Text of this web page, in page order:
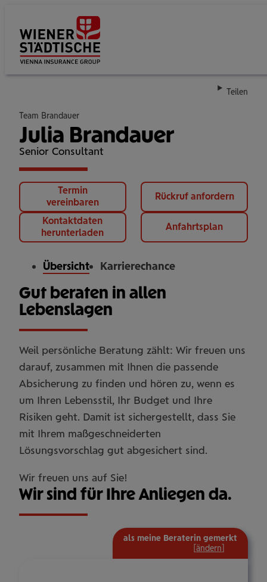
Teilen
Team Brandauer
Julia Brandauer
Senior Consultant
Termin
vereinbaren
Rückruf anfordern
Kontaktdaten
herunterladen
Anfahrtsplan
Übersicht Karrierechance
Gut beraten in allen
Lebenslagen
Weil persönliche Beratung zählt: Wir freuen uns
darauf, zusammen mit Ihnen die passende
Absicherung zu finden und hören zu, wenn es
um Ihren Lebensstil, Ihr Budget und Ihre
Risiken geht. Damit ist sichergestellt, dass Sie
mit Ihrem maßgeschneiderten
Lösungsvorschlag gut abgesichert sind.
Wir freuen uns auf Sie!
Wir sind für Ihre Anliegen da.
als meine Beraterin gemerkt
[ändern